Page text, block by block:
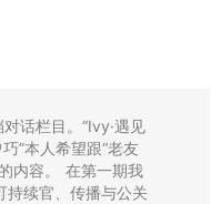
话栏目。“Ivy·遇见
”本人希望跟“老友
内容。 在第一期我
持续官、传播与公关